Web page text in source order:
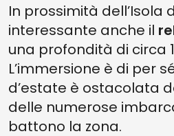
In prossimità dell’Isola
interessante anche il
una profondità di circa
L’immersione è di per
d’estate è ostacolata
delle numerose
battono la zona.